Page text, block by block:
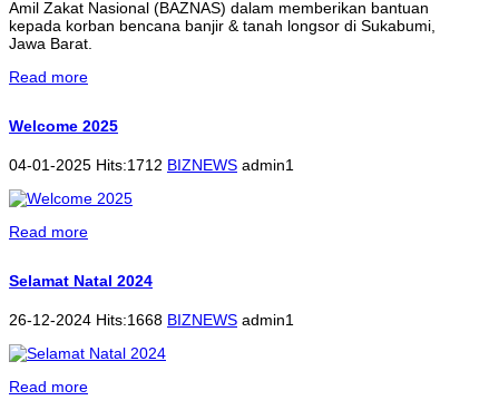
Amil Zakat Nasional (BAZNAS) dalam memberikan bantuan
kepada korban bencana banjir & tanah longsor di Sukabumi,
Jawa Barat.
Read more
Welcome 2025
04-01-2025 Hits:1712 BIZNEWS admin1
Read more
Selamat Natal 2024
26-12-2024 Hits:1668 BIZNEWS admin1
Read more